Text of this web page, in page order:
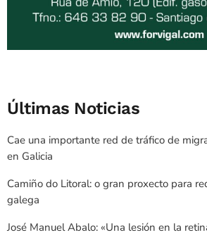
Últimas Noticias
Cae una importante red de tráfico de
en Galicia
Camiño do Litoral: o gran proxecto para
galega
José Manuel Abalo: «Una lesión en la